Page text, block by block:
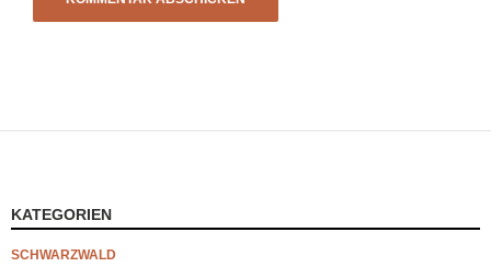
KATEGORIEN
SCHWARZWALD